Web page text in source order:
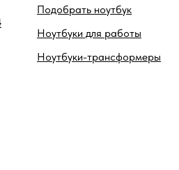
Подобрать ноутбук
Ноутбуки для работы
Ноутбуки-трансформеры